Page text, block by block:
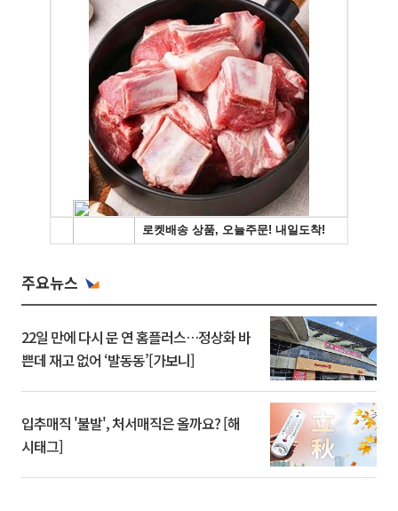
주요뉴스
22일 만에 다시 문 연 홈플러스…정상화 바
쁜데 재고 없어 ‘발동동’[가보니]
입추매직 '불발', 처서매직은 올까요? [해
시태그]